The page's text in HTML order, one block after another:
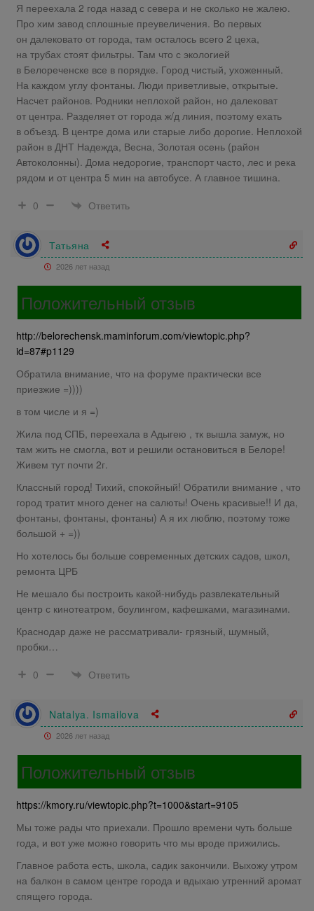
Я переехала 2 года назад с севера и не сколько не жалею.
Про хим завод сплошные преувеличения. Во первых
он далековато от города, там осталось всего 2 цеха,
на трубах стоят фильтры. Там что с экологией
в Белореченске все в порядке. Город чистый, ухоженный.
На каждом углу фонтаны. Люди приветливые, открытые.
Насчет районов. Родники неплохой район, но далековат
от центра. Разделяет от города ж/д линия, поэтому ехать
в объезд. В центре дома или старые либо дорогие. Неплохой
район в ДНТ Надежда, Весна, Золотая осень (район
Автоколонны). Дома недорогие, транспорт часто, лес и река
рядом и от центра 5 мин на автобусе. А главное тишина.
0
Ответить
Татьяна
2026 лет назад
Положительный отзыв
http://belorechensk.maminforum.com/viewtopic.php?
id=87#p1129
Обратила внимание, что на форуме практически все
приезжие =))))
в том числе и я =)
Жила под СПБ, переехала в Адыгею , тк вышла замуж, но
там жить не смогла, вот и решили остановиться в Белоре!
Живем тут почти 2г.
Классный город! Тихий, спокойный! Обратили внимание , что
город тратит много денег на салюты! Очень красивые!! И да,
фонтаны, фонтаны, фонтаны) А я их люблю, поэтому тоже
большой + =))
Но хотелось бы больше современных детских садов, школ,
ремонта ЦРБ
Не мешало бы построить какой-нибудь развлекательный
центр с кинотеатром, боулингом, кафешками, магазинами.
Краснодар даже не рассматривали- грязный, шумный,
пробки…
0
Ответить
Natalya. Ismailova
2026 лет назад
Положительный отзыв
https://kmory.ru/viewtopic.php?t=1000&start=9105
Мы тоже рады что приехали. Прошло времени чуть больше
года, и вот уже можно говорить что мы вроде прижились.
Главное работа есть, школа, садик закончили. Выхожу утром
на балкон в самом центре города и вдыхаю утренний аромат
спящего города.